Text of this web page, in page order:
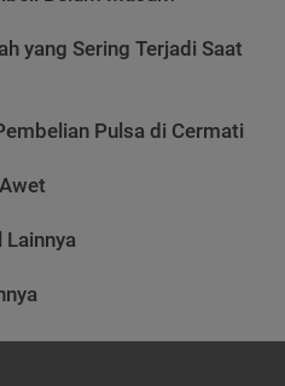
yang Sering Terjadi Saat
Pulsa di Cermati
Lainnya